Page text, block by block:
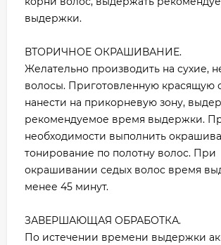
выдержки.
ВТОРИЧНОЕ ОКРАШИВАНИЕ.
Желательно производить на сухие,
волосы. Приготовленную красящую
нанести на прикорневую зону,
рекомендуемое время выдержки.
необходимости выполнить
тонирование по полотну волос. При
окрашивании седых волос время
менее 45 минут.
ЗАВЕРШАЮЩАЯ ОБРАБОТКА.
По истечении времени выдержки